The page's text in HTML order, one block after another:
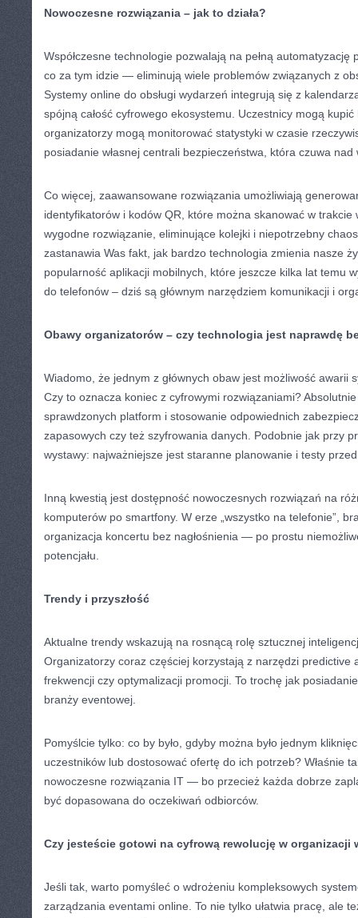
Nowoczesne rozwiązania – jak to działa?
Współczesne technologie pozwalają na pełną automatyzację
co za tym idzie — eliminują wiele problemów związanych z
Systemy online do obsługi wydarzeń integrują się z
spójną całość cyfrowego ekosystemu. Uczestnicy mogą
organizatorzy mogą monitorować statystyki w czasie
posiadanie własnej centrali bezpieczeństwa, która czuwa nad
Co więcej, zaawansowane rozwiązania umożliwiają
identyfikatorów i kodów QR, które można skanować w
wygodne rozwiązanie, eliminujące kolejki i niepotrzebny
zastanawia Was fakt, jak bardzo technologia zmienia nasze
popularność aplikacji mobilnych, które jeszcze kilka lat temu
do telefonów – dziś są głównym narzędziem komunikacji i
Obawy organizatorów – czy technologia jest naprawdę
Wiadomo, że jednym z głównych obaw jest możliwość awarii
Czy to oznacza koniec z cyfrowymi rozwiązaniami?
sprawdzonych platform i stosowanie odpowiednich
zapasowych czy też szyfrowania danych. Podobnie jak przy
wystawy: najważniejsze jest staranne planowanie i testy
Inną kwestią jest dostępność nowoczesnych rozwiązań na
komputerów po smartfony. W erze „wszystko na telefonie”,
organizacja koncertu bez nagłośnienia — po prostu
potencjału.
Trendy i przyszłość
Aktualne trendy wskazują na rosnącą rolę sztucznej
Organizatorzy coraz częściej korzystają z narzędzi predictive
frekwencji czy optymalizacji promocji. To trochę jak posiadanie
branży eventowej.
Pomyślcie tylko: co by było, gdyby można było jednym
uczestników lub dostosować ofertę do ich potrzeb? Właśnie
nowoczesne rozwiązania IT — bo przecież każda dobrze
być dopasowana do oczekiwań odbiorców.
Czy jesteście gotowi na cyfrową rewolucję w organizacji
Jeśli tak, warto pomyśleć o wdrożeniu kompleksowych
zarządzania eventami online. To nie tylko ułatwia pracę, ale